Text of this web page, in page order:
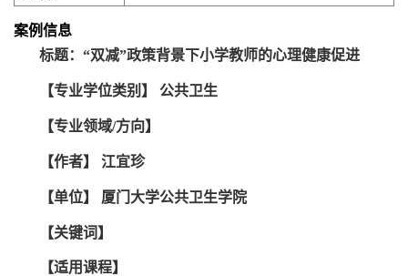
案例信息
标题：“双减”政策背景下小学教师的心理健康促进
【专业学位类别】 公共卫生
【专业领域/方向】
【作者】 江宜珍
【单位】 厦门大学公共卫生学院
【关键词】
【适用课程】